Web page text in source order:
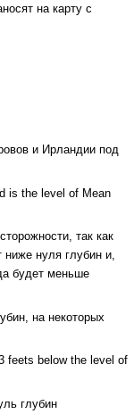
на карту с
и Ирландии под
is the level of Mean
так как
нуля глубин и,
будет меньше
на некоторых
feets below the level of
глубин